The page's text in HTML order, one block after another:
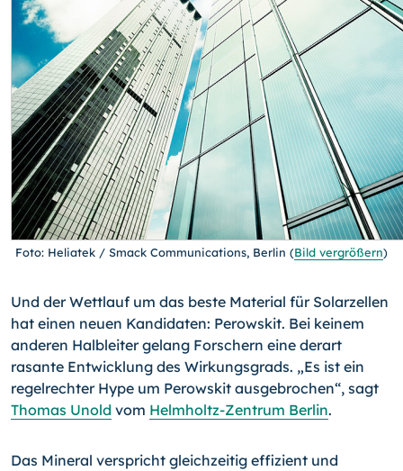
Foto: Heliatek / Smack Communications, Berlin (Bild vergrößern)
Und der Wettlauf um das beste Material für Solarzellen
hat einen neuen Kandidaten: Perowskit. Bei keinem
anderen Halbleiter gelang Forschern eine derart
rasante Ent­wicklung des Wirkungsgrads. „Es ist ein
regelrechter Hype um Perowskit ausgebro­chen“, sagt
Thomas Unold vom Helmholtz-Zentrum Berlin.
Das Mineral verspricht gleichzeitig effizient und